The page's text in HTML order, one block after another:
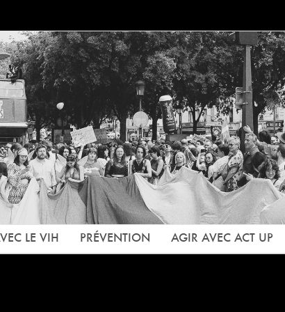
LE VIH PRÉVENTION AGIR AVEC ACT UP